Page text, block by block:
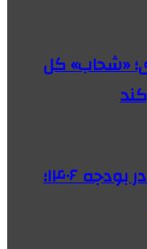
«شحاب» کل
تسویه بدهی‌های صنعت دارو در بودجه ۱۴۰۶؛